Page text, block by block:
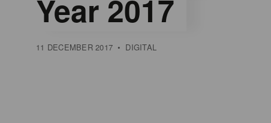
Year 2017
11 DECEMBER 2017 • DIGITAL